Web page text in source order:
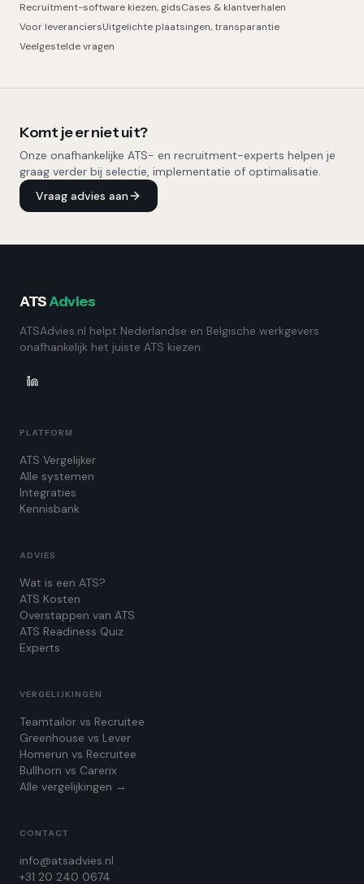
Recruitment-software kiezen, gidsCases & klantverhalen
Voor leveranciersUitgelichte plaatsingen, transparantie
Veelgestelde vragen
Komt je er niet uit?
Onze onafhankelijke ATS- en recruitment-experts helpen je
graag verder bij selectie, implementatie of optimalisatie.
Vraag advies aan
ATSAdvies
ATSAdvies.nl helpt Nederlandse en Belgische werkgevers
onafhankelijk het juiste ATS kiezen.
PLATFORM
ATS Vergelijker
Alle systemen
Integraties
Kennisbank
ADVIES
Wat is een ATS?
ATS Kosten
Overstappen van ATS
ATS Readiness Quiz
Experts
VERGELIJKINGEN
Teamtailor vs Recruitee
Greenhouse vs Lever
Homerun vs Recruitee
Bullhorn vs Carerix
Alle vergelijkingen →
CONTACT
info@atsadvies.nl
+31 20 240 0674